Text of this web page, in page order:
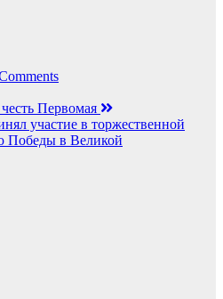
Первомая
участие в торжественной
Победы в Великой